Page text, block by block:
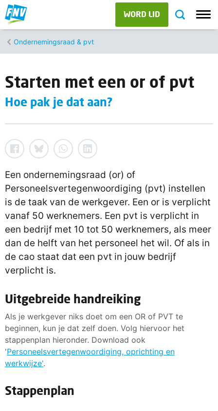
WORD LID
Ondernemingsraad & pvt
Starten met een or of pvt
Hoe pak je dat aan?
Een ondernemingsraad (or) of
Personeelsvertegenwoordiging (pvt) instellen
is de taak van de werkgever. Een or is verplicht
vanaf 50 werknemers. Een pvt is verplicht in
een bedrijf met 10 tot 50 werknemers, als meer
dan de helft van het personeel het wil. Of als in
de cao staat dat een pvt in jouw bedrijf
verplicht is.
Uitgebreide handreiking
Als je werkgever niks doet om een OR of PVT te
beginnen, kun je dat zelf doen. Volg hiervoor het
stappenplan hieronder. Download ook
'Personeelsvertegenwoordiging, oprichting en
werkwijze'.
Stappenplan